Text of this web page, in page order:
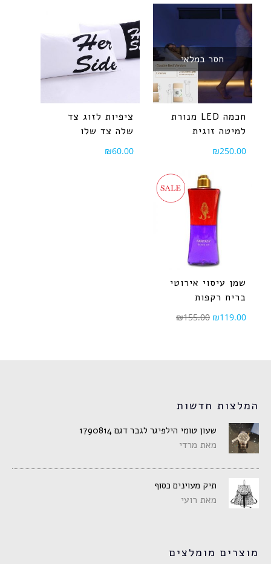
חסר במלאי
מנורת LED חכמה
למיטה זוגית
₪250.00
ציפיות לזוג צד
שלה צד שלו
₪60.00
שמן עיסוי אירוטי
בריח רקפות
₪155.00 ₪119.00
המלצות חדשות
שעון טומי הילפיגר לגבר דגם 1790814
מאת מרדי
תיק מעוינים כסוף
מאת רועי
מוצרים מומלצים